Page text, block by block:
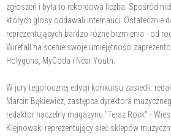
zgłoszeń i była to rekordowa liczba. Spośród
których głosy oddawali internauci. Ostatecznie
reprezentujących bardzo różne brzmienia - od
Wirefall na scenie swoje umiejętności
Holyguns, MyCoda i Near Youth.
W jury tegorocznej edycji konkursu zasiedli:
Marcin Bąkiewicz, zastępca dyrektora
redaktor naczelny magazynu "Teraz Rock" -
Klejnowski reprezentujący sieć sklepów